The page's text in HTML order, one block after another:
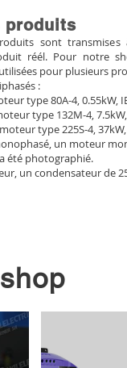
produits
sont
réél. Pour notre
pour plusieurs
:
type 80A-4, 0.55kW,
type 132M-4,
type 225S-4,
un moteur
été photographié.
un condensateur de